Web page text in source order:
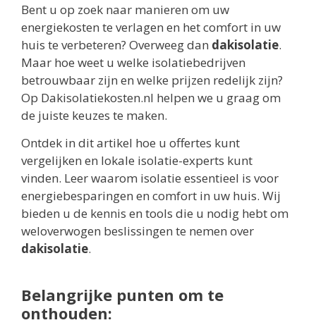
Bent u op zoek naar manieren om uw
energiekosten te verlagen en het comfort in uw
huis te verbeteren? Overweeg dan dakisolatie.
Maar hoe weet u welke isolatiebedrijven
betrouwbaar zijn en welke prijzen redelijk zijn?
Op Dakisolatiekosten.nl helpen we u graag om
de juiste keuzes te maken.
Ontdek in dit artikel hoe u offertes kunt
vergelijken en lokale isolatie-experts kunt
vinden. Leer waarom isolatie essentieel is voor
energiebesparingen en comfort in uw huis. Wij
bieden u de kennis en tools die u nodig hebt om
weloverwogen beslissingen te nemen over
dakisolatie.
Belangrijke punten om te
onthouden: